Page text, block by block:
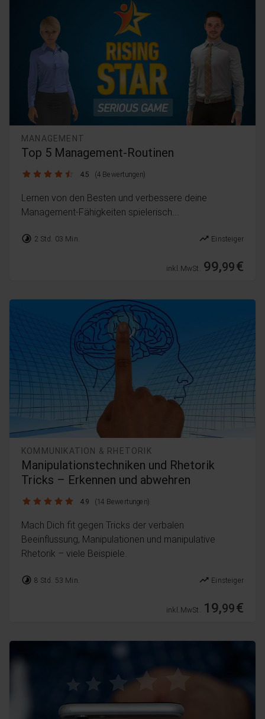
MANAGEMENT
Top 5 Management-Routinen
4.5 / 5 4.5 (4 Bewertungen)
Lernen von den Besten und verbessere deine
Management-Fähigkeiten spielerisch...
timelapse 2 Std. 03 Min. trending_up Einsteiger
inkl. MwSt. 99,99€
KOMMUNIKATION & RHETORIK
Manipulationstechniken und Rhetorik
Tricks – Erkennen und abwehren
4.9 / 5 4.9 (14 Bewertungen)
Mach Dich fit gegen Tricks der verbalen
Beeinflussung, Manipulationen und manipulative
Rhetorik – viele Beispiele.
timelapse 8 Std. 53 Min. trending_up Einsteiger
inkl. MwSt. 19,99€